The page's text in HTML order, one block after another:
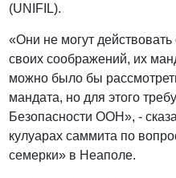
(UNIFIL).
«Они не могут
своих соображений, их
можно было бы
мандата, но для этого
Безопасности ООН», -
кулуарах саммита по
семерки» в Неаполе.